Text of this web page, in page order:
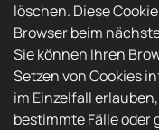
löschen. Diese
Browser beim
Sie können Ihren
Setzen von Cookies
im Einzelfall
bestimmte Fälle oder